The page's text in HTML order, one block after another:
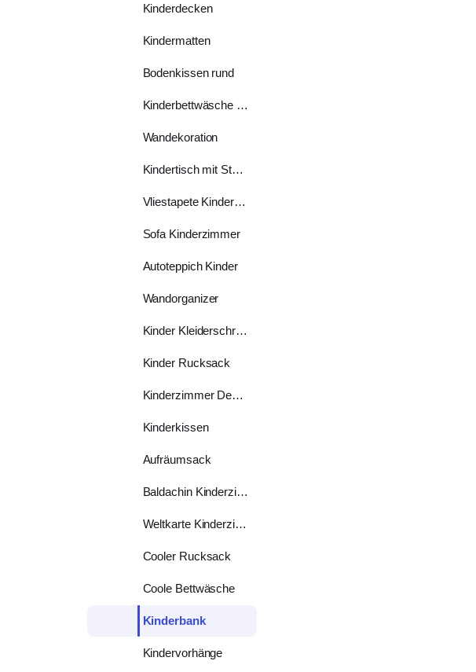
Kinderdecken
Kindermatten
Bodenkissen rund
Kinderbettwäsche 70x140
Wandekoration
Kindertisch mit Stühlen
Vliestapete Kinderzimmer
Sofa Kinderzimmer
Autoteppich Kinder
Wandorganizer
Kinder Kleiderschrank
Kinder Rucksack
Kinderzimmer Deko Ideen
Kinderkissen
Aufräumsack
Baldachin Kinderzimmer
Weltkarte Kinderzimmer
Cooler Rucksack
Coole Bettwäsche
Kinderbank
Kindervorhänge